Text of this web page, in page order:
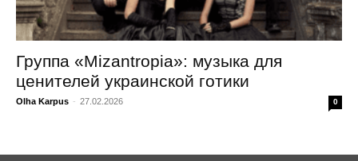
Группа «Mizantropia»: музыка для
ценителей украинской готики
Olha Karpus - 27.02.2026 0